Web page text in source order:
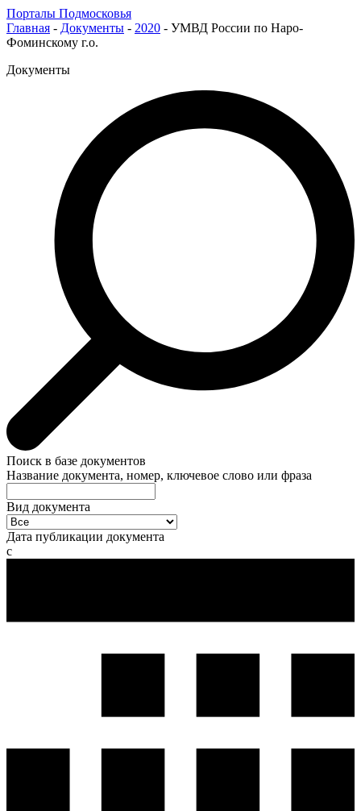
Порталы Подмосковья
Главная - Документы - 2020 - УМВД России по Наро-
Фоминскому г.о.
Документы
Поиск в базе документов
Название документа, номер, ключевое слово или фраза
Вид документа
Дата публикации документа
с